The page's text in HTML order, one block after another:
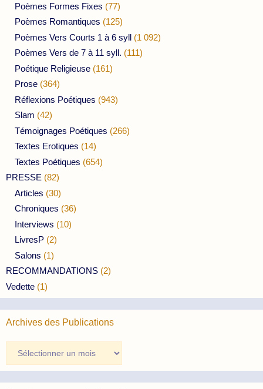
Poèmes Formes Fixes (77)
Poèmes Romantiques (125)
Poèmes Vers Courts 1 à 6 syll (1 092)
Poèmes Vers de 7 à 11 syll. (111)
Poétique Religieuse (161)
Prose (364)
Réflexions Poétiques (943)
Slam (42)
Témoignages Poétiques (266)
Textes Erotiques (14)
Textes Poétiques (654)
PRESSE (82)
Articles (30)
Chroniques (36)
Interviews (10)
LivresP (2)
Salons (1)
RECOMMANDATIONS (2)
Vedette (1)
Archives des Publications
des
Publications